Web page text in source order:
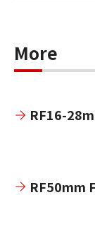
More
RF16-
RF50mm